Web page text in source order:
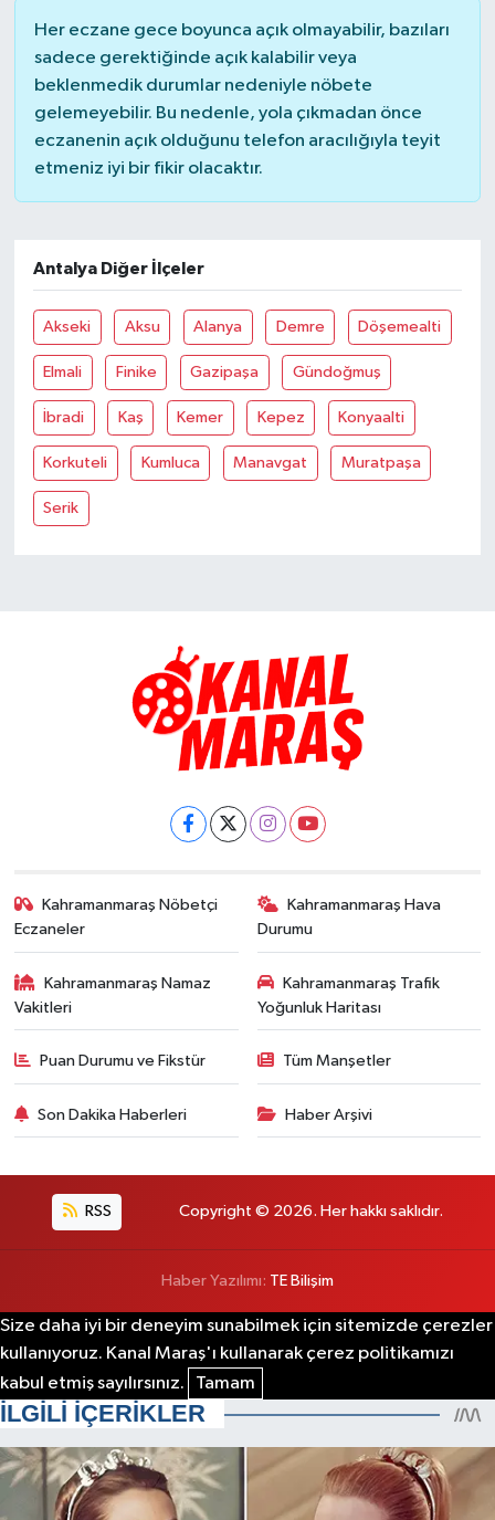
Her eczane gece boyunca açık olmayabilir, bazıları
sadece gerektiğinde açık kalabilir veya
beklenmedik durumlar nedeniyle nöbete
gelemeyebilir. Bu nedenle, yola çıkmadan önce
eczanenin açık olduğunu telefon aracılığıyla teyit
etmeniz iyi bir fikir olacaktır.
Antalya Diğer İlçeler
Akseki Aksu Alanya Demre Döşemealti
Elmali Finike Gazipaşa Gündoğmuş
İbradi Kaş Kemer Kepez Konyaalti
Korkuteli Kumluca Manavgat Muratpaşa
Serik
Kahramanmaraş Nöbetçi
Eczaneler
Kahramanmaraş Hava
Durumu
Kahramanmaraş Namaz
Vakitleri
Kahramanmaraş Trafik
Yoğunluk Haritası
Puan Durumu ve Fikstür Tüm Manşetler
Son Dakika Haberleri Haber Arşivi
RSS Copyright © 2026. Her hakkı saklıdır.
Haber Yazılımı: TE Bilişim
Size daha iyi bir deneyim sunabilmek için sitemizde çerezler
kullanıyoruz. Kanal Maraş'ı kullanarak çerez politikamızı
kabul etmiş sayılırsınız.
Tamam